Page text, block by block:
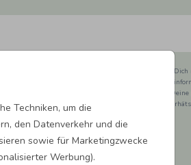
Techniken, um die
den Datenverkehr und die
sowie für Marketingzwecke
Werbung).
Marketingzwecke: Hiermit willigst Du ein, dass wir Dich
unseres Newsletters. Zudem können wir Dir
Um Dir diesen Service anbieten zu können, nutzen wir
jederzeit widerrufen. Weitere Informationen